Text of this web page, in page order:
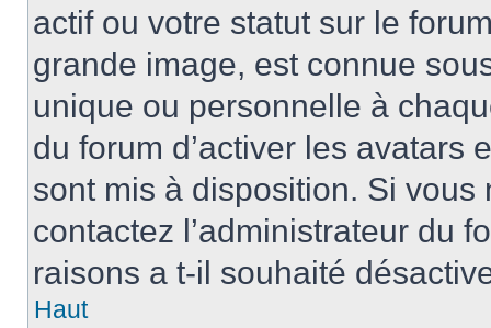
actif ou votre statut sur le
grande image, est connue
unique ou personnelle à
du forum d’activer les avatars
sont mis à disposition. Si vous
contactez l’administrateur du
raisons a t-il souhaité
Haut